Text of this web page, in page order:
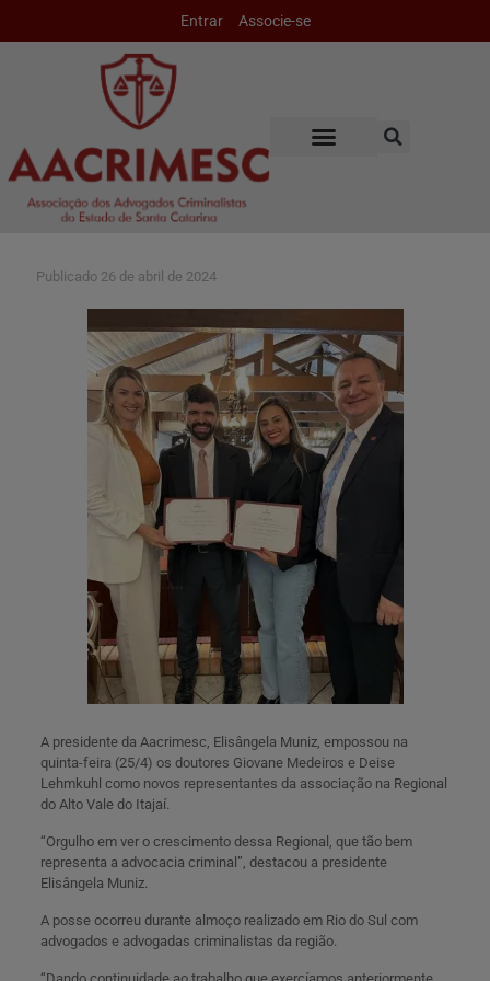
Entrar Associe-se
Publicado 26 de abril de 2024
A presidente da Aacrimesc, Elisângela Muniz, empossou na
quinta-feira (25/4) os doutores Giovane Medeiros e Deise
Lehmkuhl como novos representantes da associação na Regional
do Alto Vale do Itajaí.
“Orgulho em ver o crescimento dessa Regional, que tão bem
representa a advocacia criminal”, destacou a presidente
Elisângela Muniz.
A posse ocorreu durante almoço realizado em Rio do Sul com
advogados e advogadas criminalistas da região.